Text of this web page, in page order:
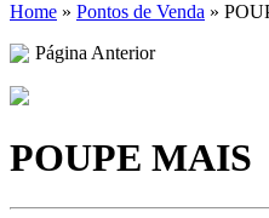
Home » Pontos de Venda »
Página Anterior
POUPE MAIS